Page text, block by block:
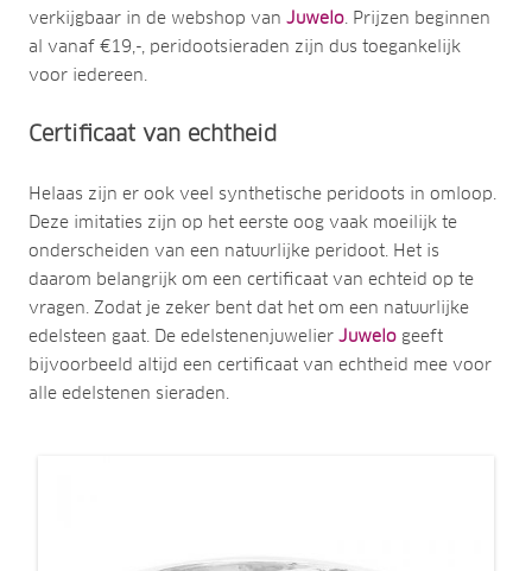
verkijgbaar in de webshop van Juwelo. Prijzen beginnen
al vanaf €19,-, peridootsieraden zijn dus toegankelijk
voor iedereen.
Certificaat van echtheid
Helaas zijn er ook veel synthetische peridoots in omloop.
Deze imitaties zijn op het eerste oog vaak moeilijk te
onderscheiden van een natuurlijke peridoot. Het is
daarom belangrijk om een certificaat van echteid op te
vragen. Zodat je zeker bent dat het om een natuurlijke
edelsteen gaat. De edelstenenjuwelier Juwelo geeft
bijvoorbeeld altijd een certificaat van echtheid mee voor
alle edelstenen sieraden.